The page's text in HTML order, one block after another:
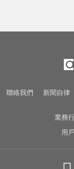
慘遭性
「白
料敵
白海豚
聯絡我們 新聞自律
業務
用